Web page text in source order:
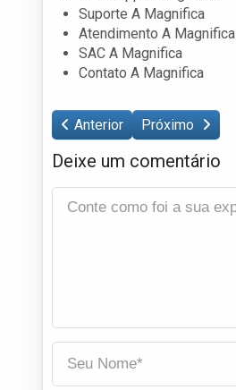
Suporte A Magnifica
Atendimento A Magnifica
SAC A Magnifica
Contato A Magnifica
Anterior Próximo
Deixe um comentário